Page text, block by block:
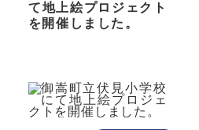
て地上絵プロジェクト
を開催しました。